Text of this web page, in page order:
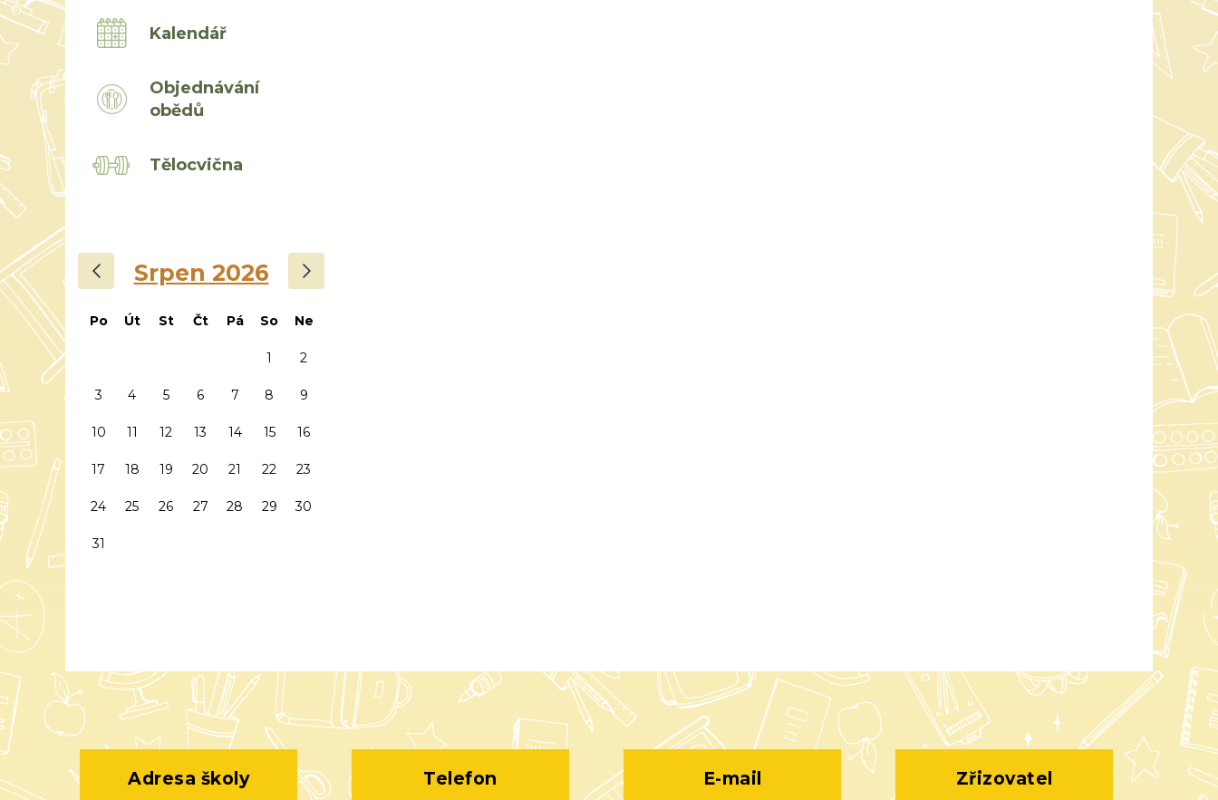
Kalendář
Objednávání
obědů
Tělocvična
Srpen 2026 ›
Po Út St Čt Pá So Ne
1 2
3 4 5 6 7 8 9
10 11 12 13 14 15 16
17 18 19 20 21 22 23
24 25 26 27 28 29 30
31
Adresa školy Telefon E-mail Zřizovatel